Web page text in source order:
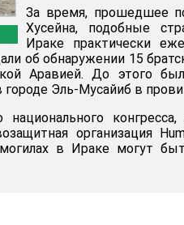
За время, прошедшее
Хусейна, подобные
Ираке практически
об обнаружении 15
Аравией. До этого
городе Эль-Мусайиб в
организация
в Ираке могут